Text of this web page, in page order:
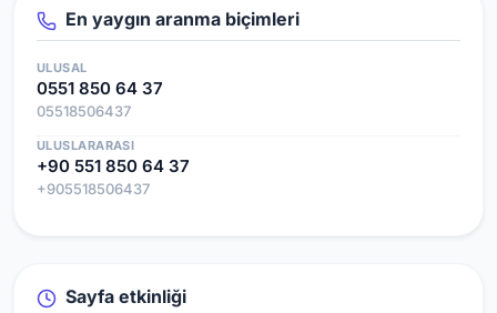
En yaygın aranma biçimleri
ULUSAL
0551 850 64 37
05518506437
ULUSLARARASI
+90 551 850 64 37
+905518506437
Sayfa etkinliği